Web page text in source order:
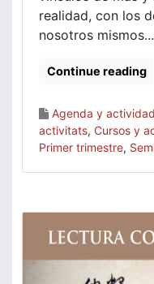
realidad, con los
nosotros
Continue reading
Agenda y
activitats, Cursos y
Primer trimestre,